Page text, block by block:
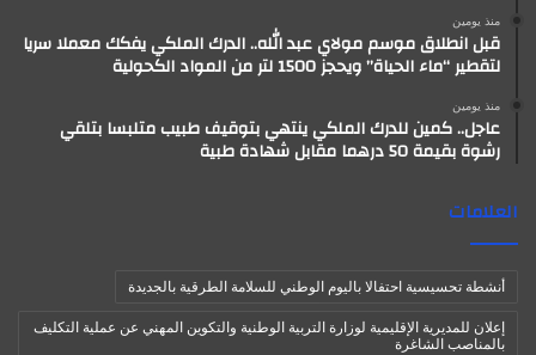
منذ يومين
قبل انطلاق موسم مولاي عبد الله.. الدرك الملكي يفكك معملا سريا
لتقطير “ماء الحياة” ويحجز 1500 لتر من المواد الكحولية
منذ يومين
عاجل.. كمين للدرك الملكي ينتهي بتوقيف طبيب متلبسا بتلقي
رشوة بقيمة 50 درهما مقابل شهادة طبية
العلامات
أنشطة تحسيسية احتفالا باليوم الوطني للسلامة الطرقية بالجديدة
إعلان للمديرية الإقليمية لوزارة التربية الوطنية والتكوين المهني عن عملية التكليف
بالمناصب الشاغرة